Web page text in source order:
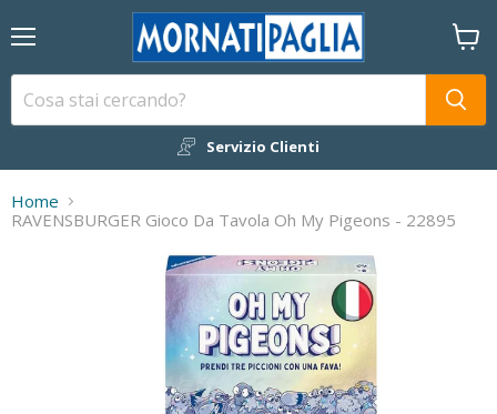
Servizio Clienti
il
Home
RAVENSBURGER Gioco Da Tavola Oh My Pigeons - 22895